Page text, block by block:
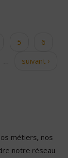
5
6
…
suivant ›
métiers, nos
notre réseau